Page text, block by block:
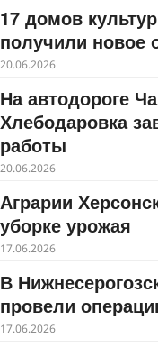
17 домов
получили новое
20.06.2026
На автодороге
Хлебодаровка
работы
20.06.2026
Аграрии
уборке урожая
17.06.2026
В
провели
17.06.2026